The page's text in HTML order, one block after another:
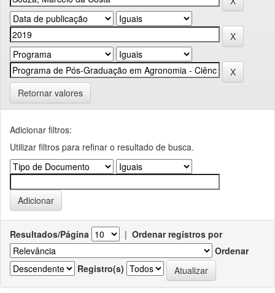
Retornar valores
Adicionar filtros:
Utilizar filtros para refinar o resultado de busca.
Resultados/Página | Ordenar registros por
Ordenar
Registro(s)